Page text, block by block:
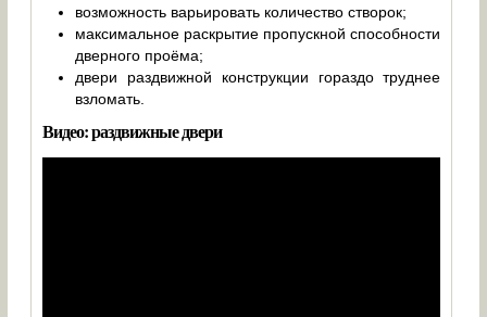
возможность варьировать количество створок;
максимальное раскрытие пропускной способности
дверного проёма;
двери раздвижной конструкции гораздо труднее
взломать.
Видео: раздвижные двери